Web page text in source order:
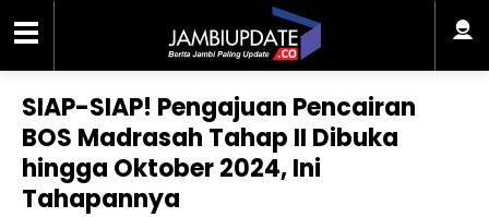
SIAP-SIAP! Pengajuan Pencairan
BOS Madrasah Tahap II Dibuka
hingga Oktober 2024, Ini
Tahapannya